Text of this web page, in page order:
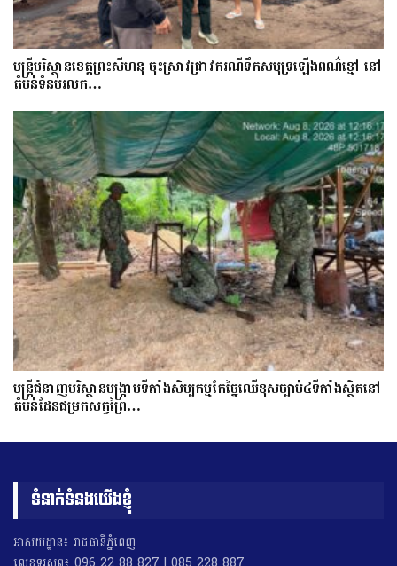
មន្រ្តីបរិស្ថានខេត្តព្រះសីហនុ ចុះស្រាវជ្រាវករណីទឹកសមុទ្រឡើងពណ៌ខ្មៅ នៅ
តំបន់ទំនប់រលក…
មន្ត្រីជំនាញបរិស្ថានបង្រ្កាបទីតាំងសិប្បកម្មកែច្នៃឈើខុសច្បាប់៤ទីតាំងស្ថិតនៅ
តំបន់ដែនជម្រកសត្វព្រៃ…
ទំនាក់ទំនងយើងខ្ញុំ
អាសយដ្ឋាន៖ រាជធានីភ្នំពេញ